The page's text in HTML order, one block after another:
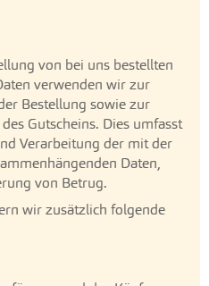
von bei uns bestellten
verwenden wir zur
Bestellung sowie zur
Gutscheins. Dies umfasst
Verarbeitung der mit der
Daten,
von Betrug.
wir zusätzlich folgende